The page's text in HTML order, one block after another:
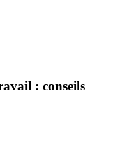
: conseils